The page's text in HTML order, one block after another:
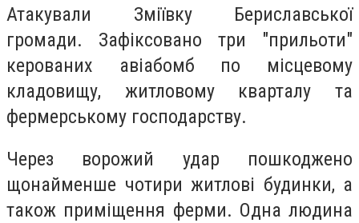
Атакували Зміївку Бериславської
громади. Зафіксовано три "прильоти"
керованих авіабомб по місцевому
кладовищу, житловому кварталу та
фермерському господарству.
Через ворожий удар пошкоджено
щонайменше чотири житлові будинки, а
також приміщення ферми. Одна людина